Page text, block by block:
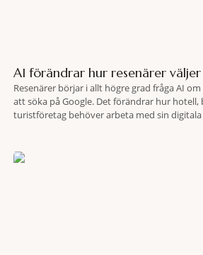
AI förändrar hur resenärer
Resenärer börjar i allt högre grad fråga AI
att söka på Google. Det förändrar hur hotell,
turistföretag behöver arbeta med sin